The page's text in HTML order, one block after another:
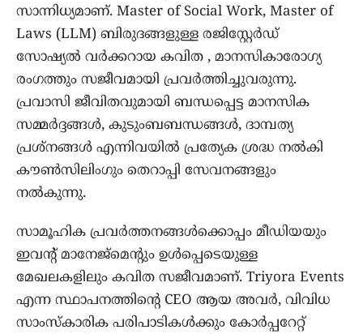
സാന്നിധ്യമാണ്. Master of Social Work, Master of
Laws (LLM) ബിരുദങ്ങളുള്ള രജിസ്റ്റേർഡ്
സോഷ്യൽ വർക്കറായ കവിത , മാനസികാരോഗ്യ
രംഗത്തും സജീവമായി പ്രവർത്തിച്ചുവരുന്നു.
പ്രവാസി ജീവിതവുമായി ബന്ധപ്പെട്ട മാനസിക
സമ്മർദ്ദങ്ങൾ, കുടുംബബന്ധങ്ങൾ, ദാമ്പത്യ
പ്രശ്നങ്ങൾ എന്നിവയിൽ പ്രത്യേക ശ്രദ്ധ നൽകി
കൗൺസിലിംഗും തെറാപ്പി സേവനങ്ങളും
നൽകുന്നു.
സാമൂഹിക പ്രവർത്തനങ്ങൾക്കൊപ്പം മീഡിയയും
ഇവന്റ് മാനേജ്മെന്റും ഉൾപ്പെടെയുള്ള
മേഖലകളിലും കവിത സജീവമാണ്. Triyora Events
എന്ന സ്ഥാപനത്തിന്റെ CEO ആയ അവർ, വിവിധ
സാംസ്കാരിക പരിപാടികൾക്കും കോർപ്പറേറ്റ്